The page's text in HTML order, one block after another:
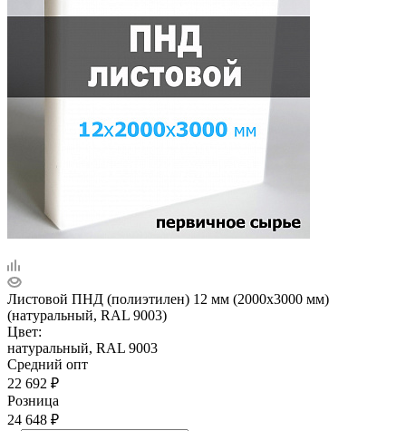
Листовой ПНД (полиэтилен) 12 мм (2000х3000 мм)
(натуральный, RAL 9003)
Цвет:
натуральный, RAL 9003
Средний опт
22 692 ₽
Розница
24 648 ₽